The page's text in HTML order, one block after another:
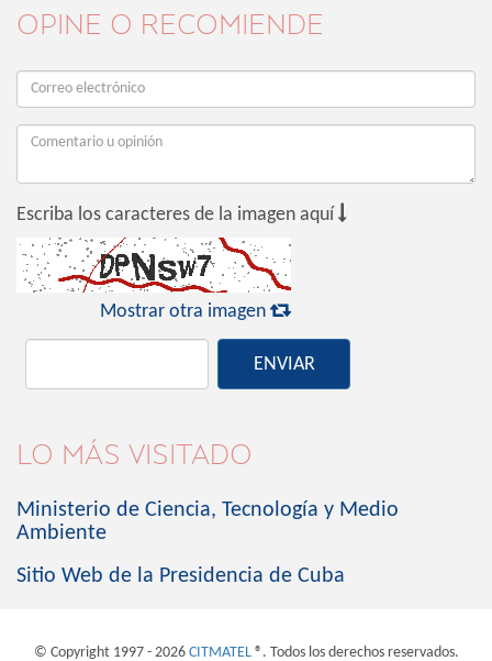
OPINE O RECOMIENDE
Escriba los caracteres de la imagen aquí 
Mostrar otra imagen 
ENVIAR
LO MÁS VISITADO
Ministerio de Ciencia, Tecnología y Medio
Ambiente
Sitio Web de la Presidencia de Cuba
© Copyright 1997 - 2026 CITMATEL®. Todos los derechos reservados.